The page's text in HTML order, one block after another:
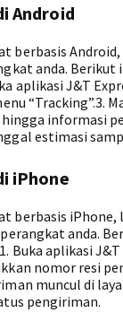
Android
berbasis
anda. Berikut
aplikasi J&T
“Tracking”.3.
hingga
estimasi
iPhone
berbasis iPhone,
anda.
Buka aplikasi
nomor resi
muncul di
pengiriman.